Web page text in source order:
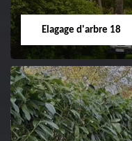
Elagage d'arbre 18
Elagage d'arbre 18